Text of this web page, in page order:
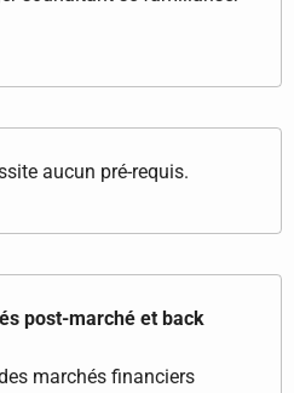
aucun pré-requis.
post-marché et back
marchés financiers